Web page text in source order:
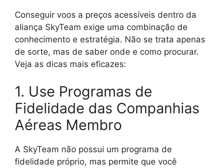
Conseguir voos a preços acessíveis dentro da
aliança SkyTeam exige uma combinação de
conhecimento e estratégia. Não se trata apenas
de sorte, mas de saber onde e como procurar.
Veja as dicas mais eficazes:
1. Use Programas de
Fidelidade das Companhias
Aéreas Membro
A SkyTeam não possui um programa de
fidelidade próprio, mas permite que você